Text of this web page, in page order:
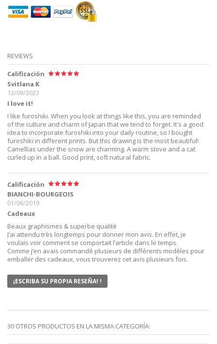
REVIEWS
Calificación
Svitlana K
13/09/2023
I love it!
I like furoshiki. When you look at things like this, you are reminded
of the culture and charm of Japan that we tend to forget. It's a good
idea to incorporate furoshiki into your daily routine, so I bought
furoshiki in different prints. But this drawing is the most beautiful!
Camellias under the snow are charming. A warm stove and a cat
curled up in a ball. Good print, soft natural fabric.
Calificación
BIANCHI-BOURGEOIS
01/06/2019
Cadeaux
Beaux graphismes & superbe qualité
J’ai attendu très longtemps pour donner mon avis. En effet, je
voulais voir comment se comportait l’article dans le temps.
Comme j’en avais commandé plusieurs de différents modèles pour
emballer des cadeaux, vous trouverez cet avis plusieurs fois.
¡ESCRIBA SU PROPIA RESEÑA! !
30 OTROS PRODUCTOS EN LA MISMA CATEGORÍA: